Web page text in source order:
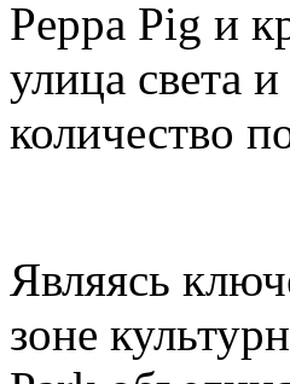
Peppa Pig и
улица света
количество
Являясь
зоне